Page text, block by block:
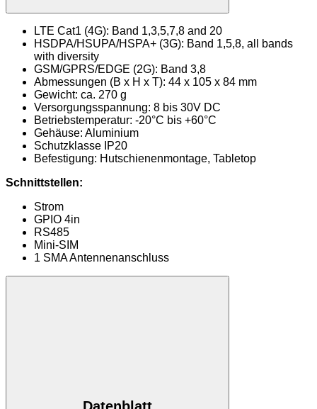
LTE Cat1 (4G): Band 1,3,5,7,8 and 20
HSDPA/HSUPA/HSPA+ (3G): Band 1,5,8, all bands
with diversity
GSM/GPRS/EDGE (2G): Band 3,8
Abmessungen (B x H x T): 44 x 105 x 84 mm
Gewicht: ca. 270 g
Versorgungsspannung: 8 bis 30V DC
Betriebstemperatur: -20°C bis +60°C
Gehäuse: Aluminium
Schutzklasse IP20
Befestigung: Hutschienenmontage, Tabletop
Schnittstellen:
Strom
GPIO 4in
RS485
Mini-SIM
1 SMA Antennenanschluss